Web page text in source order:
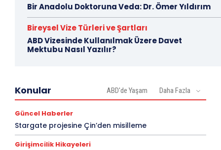
Bir Anadolu Doktoruna Veda: Dr. Ömer Yıldırım
Bireysel Vize Türleri ve Şartları
ABD Vizesinde Kullanılmak Üzere Davet
Mektubu Nasıl Yazılır?
Konular ABD'de Yaşam Daha Fazla
Güncel Haberler
Stargate projesine Çin’den misilleme
Girişimcilik Hikayeleri